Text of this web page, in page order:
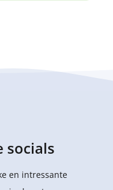
socials
en intressante